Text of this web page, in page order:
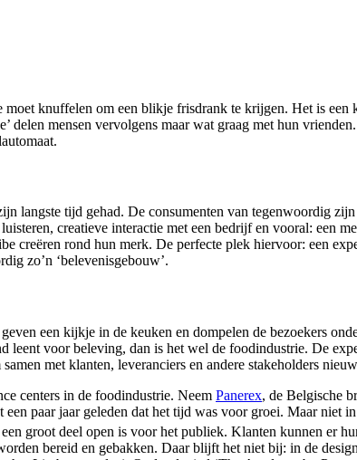
knuffelen om een blikje frisdrank te krijgen. Het is een
delen mensen vervolgens maar wat graag met hun
langste tijd gehad. De consumenten van tegenwoordig
creatieve interactie met een bedrijf en vooral: een
creëren rond hun merk. De perfecte plek hiervoor: een
zo’n ‘belevenisgebouw’.
een kijkje in de keuken en dompelen de bezoekers
voor beleving, dan is het wel de foodindustrie. De
met klanten, leveranciers en andere stakeholders
centers in de foodindustrie. Neem Panerex, de Belgische
paar jaar geleden dat het tijd was voor groei. Maar niet
groot deel open is voor het publiek. Klanten kunnen er
bereid en gebakken. Daar blijft het niet bij: in de